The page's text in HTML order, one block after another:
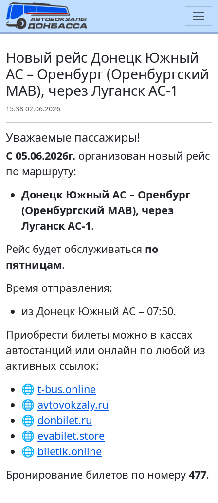
Новый рейс Донецк Южный
АС – Оренбург (Оренбургский
МАВ), через Луганск АС-1
15:38 02.06.2026
Уважаемые пассажиры!
С 05.06.2026г. организован новый рейс
по маршруту:
Донецк Южный АС – Оренбург
(Оренбургский МАВ), через
Луганск АС-1.
Рейс будет обслуживаться по
пятницам.
Время отправления:
из Донецк Южный АС – 07:50.
Приобрести билеты можно в кассах
автостанций или онлайн по любой из
активных ссылок:
🌐 t-bus.online
🌐 avtovokzaly.ru
🌐 donbilet.ru
🌐 evabilet.store
🌐 biletik.online
Бронирование билетов по номеру 477.